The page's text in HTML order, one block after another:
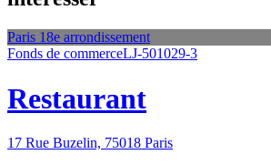
Paris 18e arrondissement
Fonds de commerceLJ-501029-3
Restaurant
17 Rue Buzelin, 75018 Paris